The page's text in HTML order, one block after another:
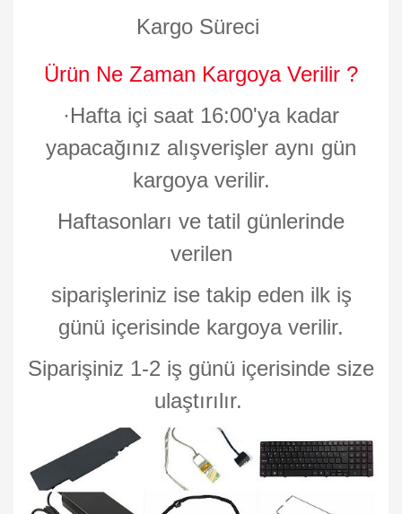
Kargo Süreci
Ürün Ne Zaman Kargoya Verilir ?
·Hafta içi saat 16:00'ya kadar
yapacağınız alışverişler aynı gün
kargoya verilir.
Haftasonları ve tatil günlerinde
verilen
siparişleriniz ise takip eden ilk iş
günü içerisinde kargoya verilir.
Siparişiniz 1-2 iş günü içerisinde size
ulaştırılır.